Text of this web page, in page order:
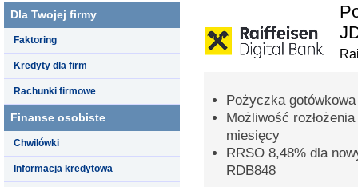
Dla Twojej firmy
Faktoring
Kredyty dla firm
Rachunki firmowe
Finanse osobiste
Chwilówki
Informacja kredytowa
Pożyczka
Możliwość
miesięcy
RRSO 8,48% dla
RDB848